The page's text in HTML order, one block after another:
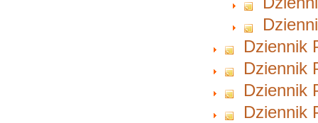
Dziennik
Dziennik
Dziennik
Dziennik